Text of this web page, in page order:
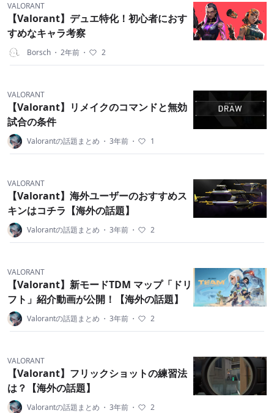
VALORANT
【Valorant】デュエ特化！初心者におす
すめなキャラ考察
Borsch ・ 2年前 ・ 2
VALORANT
【Valorant】リメイクのコマンドと無効
試合の条件
Valorantの話題まとめ ・ 3年前 ・ 1
VALORANT
【Valorant】海外ユーザーのおすすめス
キンはコチラ【海外の話題】
Valorantの話題まとめ ・ 3年前 ・ 2
VALORANT
【Valorant】新モードTDM マップ「ドリ
フト」紹介動画が公開！【海外の話題】
Valorantの話題まとめ ・ 3年前 ・ 2
VALORANT
【Valorant】フリックショットの練習法
は？【海外の話題】
Valorantの話題まとめ ・ 3年前 ・ 2